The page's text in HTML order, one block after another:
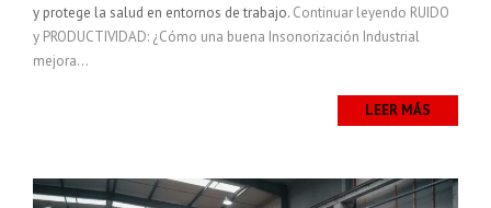
y protege la salud en entornos de trabajo. Continuar leyendo RUIDO
y PRODUCTIVIDAD: ¿Cómo una buena Insonorización Industrial
mejora...
LEER MÁS